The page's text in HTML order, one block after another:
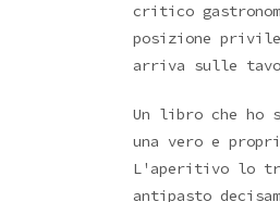
critico
posizione
arriva sulle
Un libro che ho
una vero e
L'aperitivo lo
antipasto